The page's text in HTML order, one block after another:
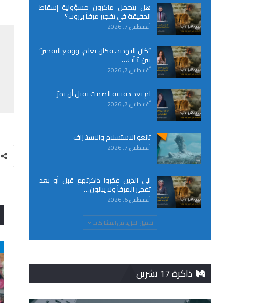
هل يتحمل ماكرون مسؤولية إسقاط
الحقيقة في تفجير مرفأ بيروت؟
أغسطس 7, 2026
“كان التهديد، فكان يعلم، ووقع التفجير”
بين ٤ آب…
أغسطس 7, 2026
لم تعد دقيقة الصمت تقبل أن تمرّ
أغسطس 7, 2026
تانغو الاستسلام والاستنزاف
أغسطس 7, 2026
الى الذين فجّروا ذاكرتهم قبل أو بعد
تفجير المرفأ ولا يبالون…
أغسطس 6, 2026
تحميل المزيد من المشاركات
ذاكرة 17 تشرين